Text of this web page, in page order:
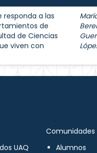
a las
de
de Ciencias
viven con
UAQ
Comunidades
Alumnos